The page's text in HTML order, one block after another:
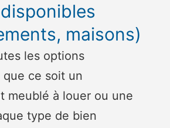
maisons)
les options
que ce soit un
meublé à louer ou une
type de bien